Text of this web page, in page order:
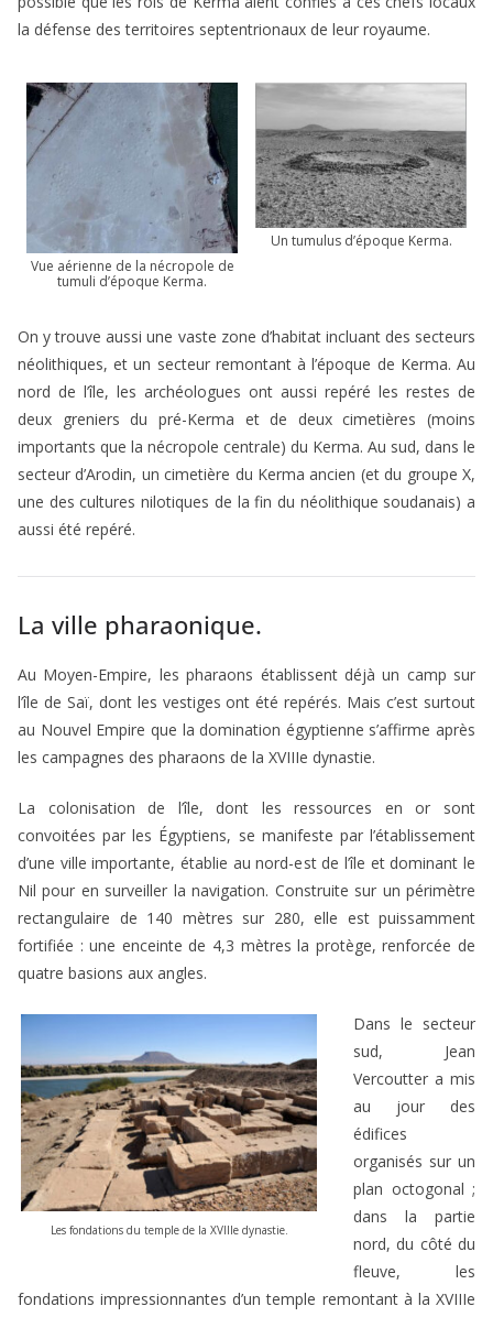
la défense des territoires septentrionaux de leur royaume.
Vue aérienne de la nécropole de
tumuli d’époque Kerma.
Un tumulus d’époque Kerma.
On y trouve aussi une vaste zone d’habitat incluant des secteurs
néolithiques, et un secteur remontant à l’époque de Kerma. Au
nord de l’île, les archéologues ont aussi repéré les restes de
deux greniers du pré-Kerma et de deux cimetières (moins
importants que la nécropole centrale) du Kerma. Au sud, dans le
secteur d’Arodin, un cimetière du Kerma ancien (et du groupe X,
une des cultures nilotiques de la fin du néolithique soudanais) a
aussi été repéré.
La ville pharaonique.
Au Moyen-Empire, les pharaons établissent déjà un camp sur
l’île de Saï, dont les vestiges ont été repérés. Mais c’est surtout
au Nouvel Empire que la domination égyptienne s’affirme après
les campagnes des pharaons de la XVIIIe dynastie.
La colonisation de l’île, dont les ressources en or sont
convoitées par les Égyptiens, se manifeste par l’établissement
d’une ville importante, établie au nord-est de l’île et dominant le
Nil pour en surveiller la navigation. Construite sur un périmètre
rectangulaire de 140 mètres sur 280, elle est puissamment
fortifiée : une enceinte de 4,3 mètres la protège, renforcée de
quatre basions aux angles.
Les fondations du temple de la XVIIIe dynastie.
Dans le secteur
sud, Jean
Vercoutter a mis
au jour des
édifices
organisés sur un
plan octogonal ;
dans la partie
nord, du côté du
fleuve, les
fondations impressionnantes d’un temple remontant à la XVIIIe